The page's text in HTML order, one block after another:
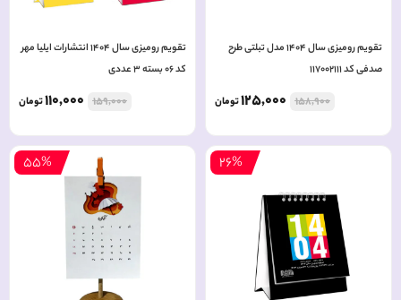
تقویم رومیزی سال 1404 مدل تبلتی طرح
صدفی کد 117002111
158,900
125,000 تومان
تقویم رومیزی سال 1404 انتشارات ایلیا مهر
کد 06 بسته 3 عددی
159,000
110,000 تومان
26%
55%